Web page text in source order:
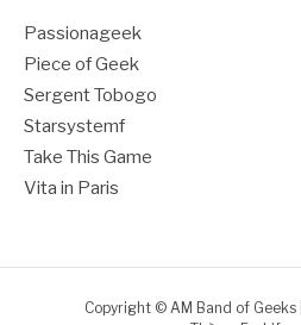
Passionageek
Piece of Geek
Sergent Tobogo
Starsystemf
Take This Game
Vita in Paris
Copyright © AM Band of Geeks